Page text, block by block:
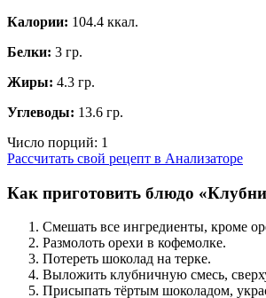
Калории: 104.4 ккал.
Белки: 3 гр.
Жиры: 4.3 гр.
Углеводы: 13.6 гр.
Число порций: 1
Рассчитать свой рецепт в Анализаторе
Как приготовить блюдо
Смешать все ингредиенты, кроме
Размолоть орехи в кофемолке.
Потереть шоколад на терке.
Выложить клубничную смесь,
Присыпать тёртым шоколадом,